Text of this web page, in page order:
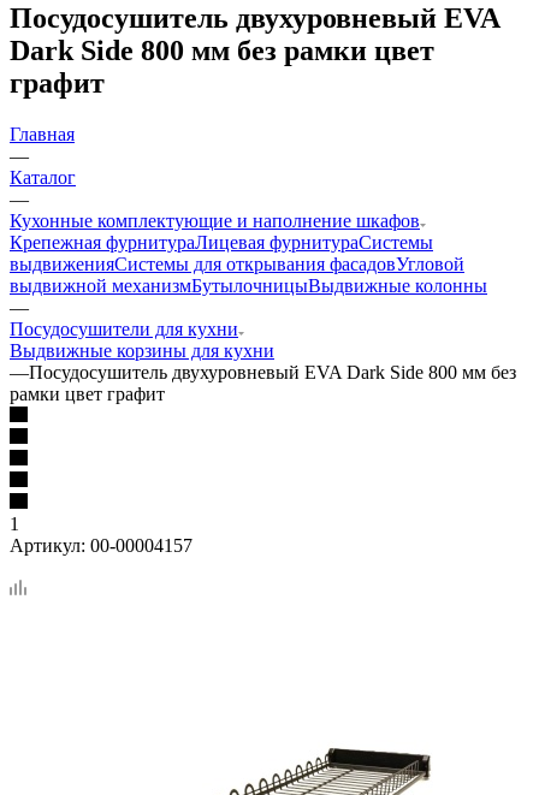
Посудосушитель двухуровневый EVA
Dark Side 800 мм без рамки цвет
графит
Главная
—
Каталог
—
Кухонные комплектующие и наполнение шкафов
Крепежная фурнитураЛицевая фурнитураСистемы
выдвиженияСистемы для открывания фасадовУгловой
выдвижной механизмБутылочницыВыдвижные колонны
—
Посудосушители для кухни
Выдвижные корзины для кухни
—Посудосушитель двухуровневый EVA Dark Side 800 мм без
рамки цвет графит
1
Артикул: 00-00004157